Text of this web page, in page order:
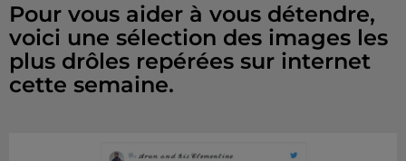
Pour vous aider à vous détendre,
voici une sélection des images les
plus drôles repérées sur internet
cette semaine.